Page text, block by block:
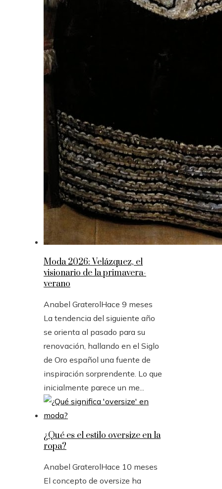
Moda 2026: Velázquez, el
visionario de la primavera-
verano
Anabel GraterolHace 9 meses
La tendencia del siguiente año
se orienta al pasado para su
renovación, hallando en el Siglo
de Oro español una fuente de
inspiración sorprendente. Lo que
inicialmente parece un me...
¿Qué es el estilo oversize en la
ropa?
Anabel GraterolHace 10 meses
El concepto de oversize ha